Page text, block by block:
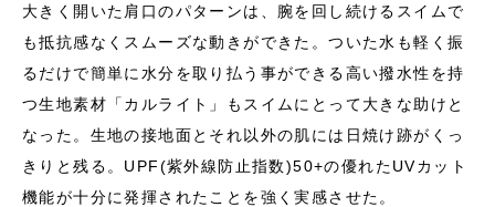
大きく開いた肩口のパターンは、腕を回し続けるスイムで
も抵抗感なくスムーズな動きができた。ついた水も軽く振
るだけで簡単に水分を取り払う事ができる高い撥水性を持
つ生地素材「カルライト」もスイムにとって大きな助けと
なった。生地の接地面とそれ以外の肌には日焼け跡がくっ
きりと残る。UPF(紫外線防止指数)50+の優れたUVカット
機能が十分に発揮されたことを強く実感させた。